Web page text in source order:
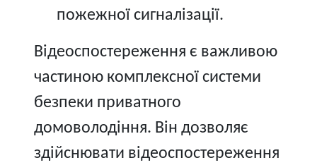
пожежної сигналізації.
Відеоспостереження є важливою
частиною комплексної системи
безпеки приватного
домоволодіння. Він дозволяє
здійснювати відеоспостереження